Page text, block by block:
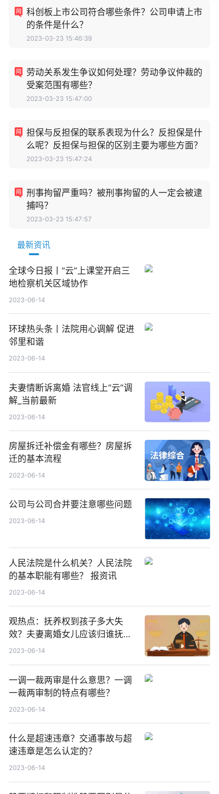
科创板上市公司符合哪些条件？公司申请上市
的条件是什么？
2023-03-23 15:46:39
劳动关系发生争议如何处理？劳动争议仲裁的
受案范围有哪些？
2023-03-23 15:47:00
担保与反担保的联系表现为什么？反担保是什
么呢？反担保与担保的区别主要为哪些方面？
2023-03-23 15:47:24
刑事拘留严重吗？被刑事拘留的人一定会被逮
捕吗？
2023-03-23 15:47:57
最新资讯
全球今日报丨“云”上课堂开启三
地检察机关区域协作
2023-06-14
环球热头条丨法院用心调解 促进
邻里和谐
2023-06-14
夫妻情断诉离婚 法官线上“云”调
解_当前最新
2023-06-14
房屋拆迁补偿金有哪些？房屋拆
迁的基本流程
2023-06-14
公司与公司合并要注意哪些问题
2023-06-14
人民法院是什么机关？人民法院
的基本职能有哪些？ 报资讯
2023-06-14
观热点：抚养权到孩子多大失
效？夫妻离婚女儿应该归谁抚
养？
2023-06-14
一调一裁两审是什么意思？一调
一裁两审制的特点有哪些？
2023-06-14
什么是超速违章？交通事故与超
速违章是怎么认定的？
2023-06-14